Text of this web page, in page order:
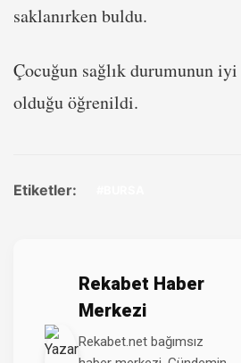
saklanırken buldu.
Çocuğun sağlık durumunun iyi
olduğu öğrenildi.
Etiketler:
Rekabet Haber
Merkezi
Rekabet.net bağımsız